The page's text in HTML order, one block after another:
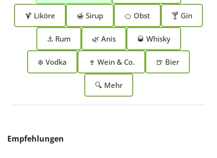
🍹 Liköre 🍯 Sirup 🍊 Obst 🍸 Gin
⚓ Rum 🌿 Anis 🥃 Whisky
❄️ Vodka 🍷 Wein & Co. 🍺 Bier
🔍 Mehr
Produktgalerie überspringen
Empfehlungen